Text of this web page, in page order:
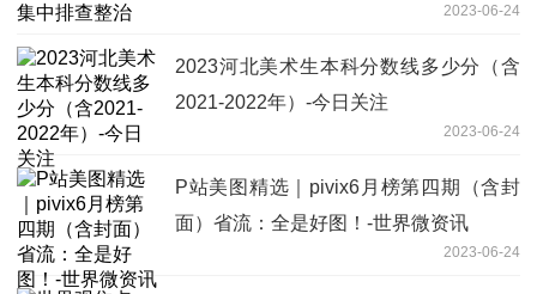
2023-06-24
2023河北美术生本科分数线多少分（含
2021-2022年）-今日关注
2023-06-24
P站美图精选｜pivix6月榜第四期（含封
面）省流：全是好图！-世界微资讯
2023-06-24